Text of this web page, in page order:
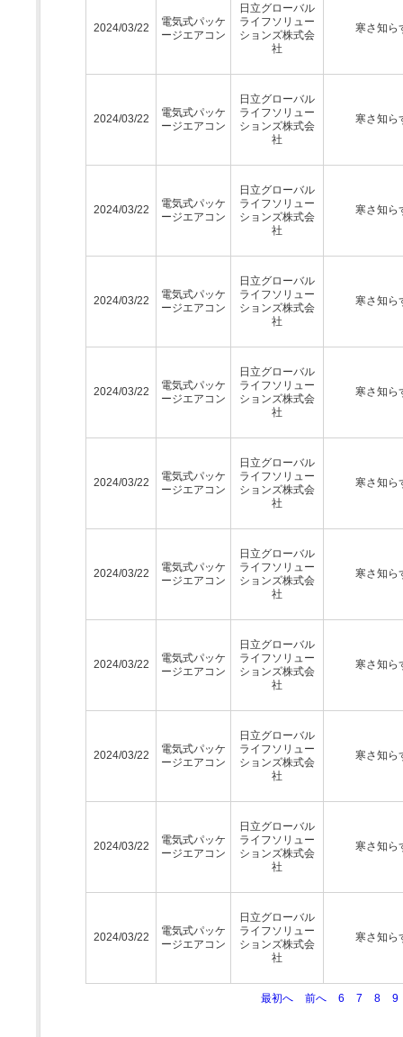
2024/03/22
電気式パッケ
ージエアコン
日立グローバル
ライフソリュー
ションズ株式会
社
寒さ知ら
2024/03/22
電気式パッケ
ージエアコン
日立グローバル
ライフソリュー
ションズ株式会
社
寒さ知ら
2024/03/22
電気式パッケ
ージエアコン
日立グローバル
ライフソリュー
ションズ株式会
社
寒さ知ら
2024/03/22
電気式パッケ
ージエアコン
日立グローバル
ライフソリュー
ションズ株式会
社
寒さ知ら
2024/03/22
電気式パッケ
ージエアコン
日立グローバル
ライフソリュー
ションズ株式会
社
寒さ知ら
2024/03/22
電気式パッケ
ージエアコン
日立グローバル
ライフソリュー
ションズ株式会
社
寒さ知ら
2024/03/22
電気式パッケ
ージエアコン
日立グローバル
ライフソリュー
ションズ株式会
社
寒さ知ら
2024/03/22
電気式パッケ
ージエアコン
日立グローバル
ライフソリュー
ションズ株式会
社
寒さ知ら
2024/03/22
電気式パッケ
ージエアコン
日立グローバル
ライフソリュー
ションズ株式会
社
寒さ知ら
2024/03/22
電気式パッケ
ージエアコン
日立グローバル
ライフソリュー
ションズ株式会
社
寒さ知ら
2024/03/22
電気式パッケ
ージエアコン
日立グローバル
ライフソリュー
ションズ株式会
社
寒さ知ら
最初へ 前へ 6 7 8 9